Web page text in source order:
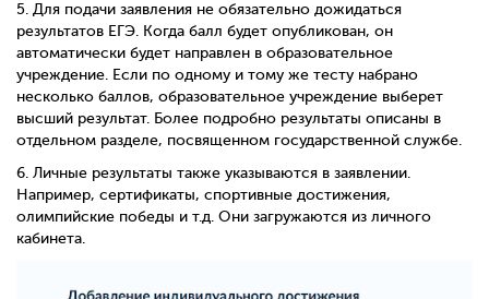
5. Для подачи заявления не обязательно дожидаться
результатов ЕГЭ. Когда балл будет опубликован, он
автоматически будет направлен в образовательное
учреждение. Если по одному и тому же тесту набрано
несколько баллов, образовательное учреждение выберет
высший результат. Более подробно результаты описаны в
отдельном разделе, посвященном государственной службе.
6. Личные результаты также указываются в заявлении.
Например, сертификаты, спортивные достижения,
олимпийские победы и т.д. Они загружаются из личного
кабинета.